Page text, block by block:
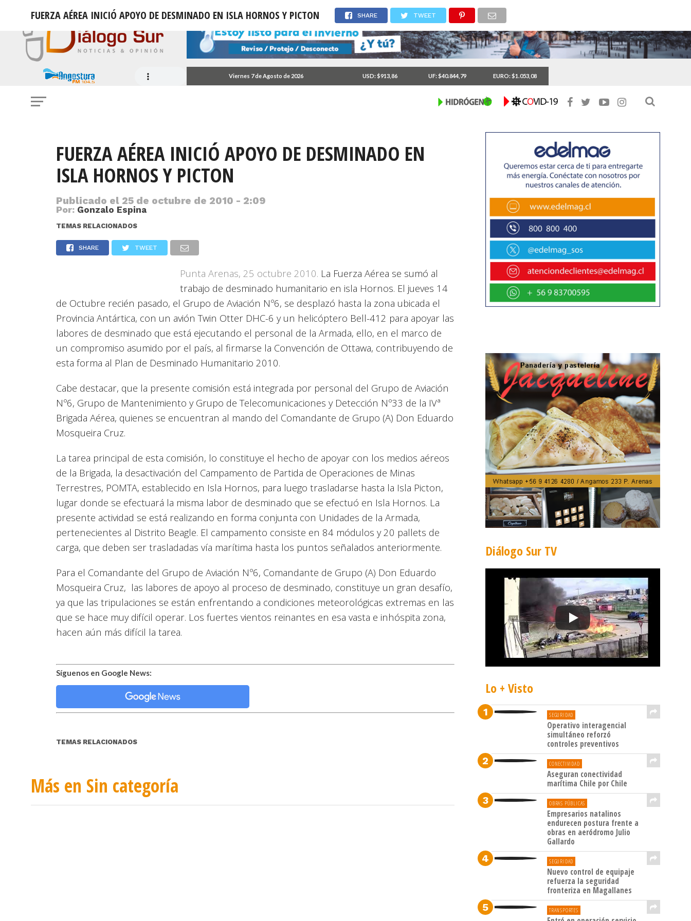
Viernes 7 de Agosto de 2026 USD: $913,86 UF: $40.844,79 EURO: $1.053,08
FUERZA AÉREA INICIÓ APOYO DE DESMINADO EN ISLA HORNOS Y PICTON SHARE TWEET
FUERZA AÉREA INICIÓ APOYO DE DESMINADO EN
ISLA HORNOS Y PICTON
Publicado el 25 de octubre de 2010 - 2:09
Por: Gonzalo Espina
TEMAS RELACIONADOS
SHARE TWEET
Punta Arenas, 25 octubre 2010. La Fuerza Aérea se sumó al
trabajo de desminado humanitario en isla Hornos. El jueves 14
de Octubre recién pasado, el Grupo de Aviación Nº6, se desplazó hasta la zona ubicada el
Provincia Antártica, con un avión Twin Otter DHC-6 y un helicóptero Bell-412 para apoyar las
labores de desminado que está ejecutando el personal de la Armada, ello, en el marco de
un compromiso asumido por el país, al firmarse la Convención de Ottawa, contribuyendo de
esta forma al Plan de Desminado Humanitario 2010.
Cabe destacar, que la presente comisión está integrada por personal del Grupo de Aviación
Nº6, Grupo de Mantenimiento y Grupo de Telecomunicaciones y Detección Nº33 de la IVª
Brigada Aérea, quienes se encuentran al mando del Comandante de Grupo (A) Don Eduardo
Mosqueira Cruz.
La tarea principal de esta comisión, lo constituye el hecho de apoyar con los medios aéreos
de la Brigada, la desactivación del Campamento de Partida de Operaciones de Minas
Terrestres, POMTA, establecido en Isla Hornos, para luego trasladarse hasta la Isla Picton,
lugar donde se efectuará la misma labor de desminado que se efectuó en Isla Hornos. La
presente actividad se está realizando en forma conjunta con Unidades de la Armada,
pertenecientes al Distrito Beagle. El campamento consiste en 84 módulos y 20 pallets de
carga, que deben ser trasladadas vía marítima hasta los puntos señalados anteriormente.
Para el Comandante del Grupo de Aviación Nº6, Comandante de Grupo (A) Don Eduardo
Mosqueira Cruz, las labores de apoyo al proceso de desminado, constituye un gran desafío,
ya que las tripulaciones se están enfrentando a condiciones meteorológicas extremas en las
que se hace muy difícil operar. Los fuertes vientos reinantes en esa vasta e inhóspita zona,
hacen aún más difícil la tarea.
Síguenos en Google News:
TEMAS RELACIONADOS
Más en Sin categoría
Diálogo Sur TV
Lo + Visto
SEGURIDAD
Operativo interagencial
simultáneo reforzó
controles preventivos
CONECTIVIDAD
Aseguran conectividad
marítima Chile por Chile
OBRAS PÚBLICAS
Empresarios natalinos
endurecen postura frente a
obras en aeródromo Julio
Gallardo
SEGURIDAD
Nuevo control de equipaje
refuerza la seguridad
fronteriza en Magallanes
TRANSPORTES